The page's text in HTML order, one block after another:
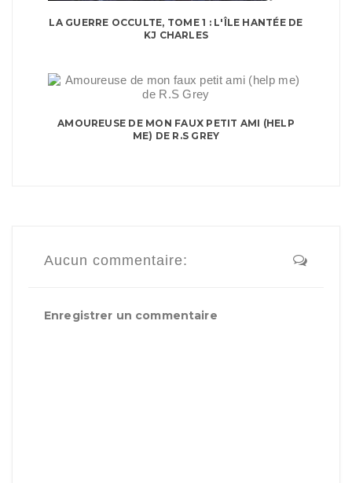
LA GUERRE OCCULTE, TOME 1 : L'ÎLE HANTÉE DE
KJ CHARLES
AMOUREUSE DE MON FAUX PETIT AMI (HELP
ME) DE R.S GREY
Aucun commentaire:
Enregistrer un commentaire